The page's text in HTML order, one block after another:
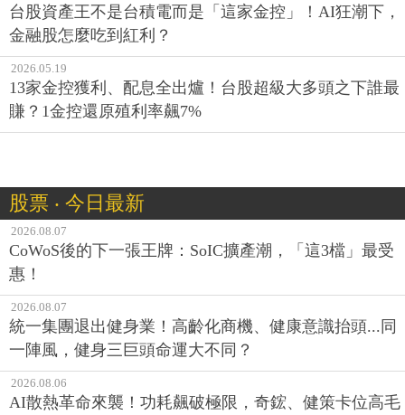
台股資產王不是台積電而是「這家金控」！AI狂潮下，
金融股怎麼吃到紅利？
2026.05.19
13家金控獲利、配息全出爐！台股超級大多頭之下誰最
賺？1金控還原殖利率飆7%
股票 ‧ 今日最新
2026.08.07
CoWoS後的下一張王牌：SoIC擴產潮，「這3檔」最受
惠！
2026.08.07
統一集團退出健身業！高齡化商機、健康意識抬頭...同
一陣風，健身三巨頭命運大不同？
2026.08.06
AI散熱革命來襲！功耗飆破極限，奇鋐、健策卡位高毛